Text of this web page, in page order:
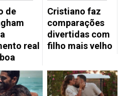
de
real
Cristiano faz
comparações
divertidas com
filho mais velho